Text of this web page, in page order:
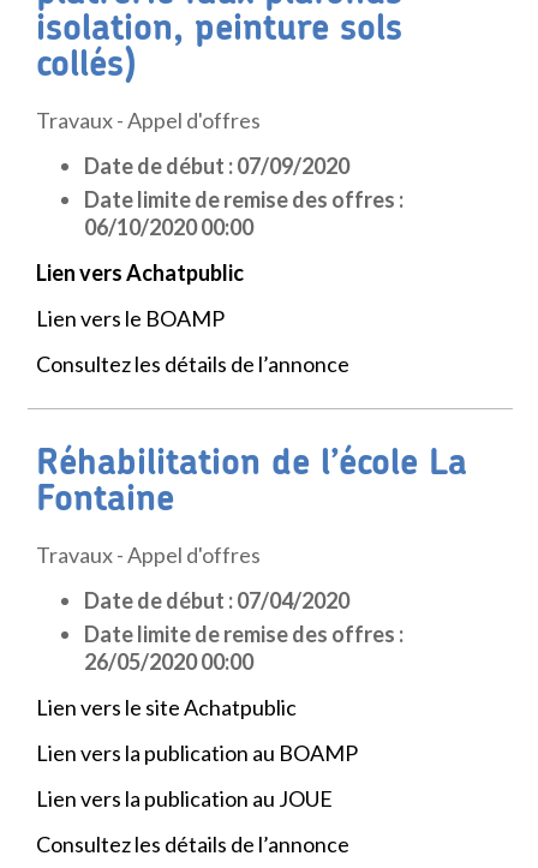
isolation, peinture sols
collés)
Travaux - Appel d'offres
Date de début : 07/09/2020
Date limite de remise des offres :
06/10/2020 00:00
Lien vers Achatpublic
Lien vers le BOAMP
Consultez les détails de l’annonce
Réhabilitation de l’école La
Fontaine
Travaux - Appel d'offres
Date de début : 07/04/2020
Date limite de remise des offres :
26/05/2020 00:00
Lien vers le site Achatpublic
Lien vers la publication au BOAMP
Lien vers la publication au JOUE
Consultez les détails de l’annonce